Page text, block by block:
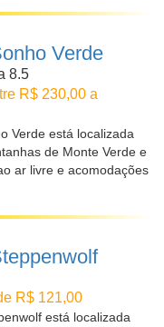
Verde
8.5
R$ 230,00 a
Verde está localizada
de Monte Verde e
ar livre e acomodações
R$ 121,00
está localizada